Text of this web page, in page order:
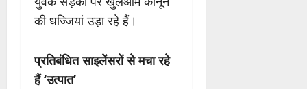
की धज्जियां उड़ा रहे हैं।
प्रतिबंधित साइलेंसरों से मचा रहे
हैं ‘उत्पात’